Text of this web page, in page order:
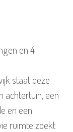
en 4
staat deze
achtertuin, een
en een
ruimte zoekt